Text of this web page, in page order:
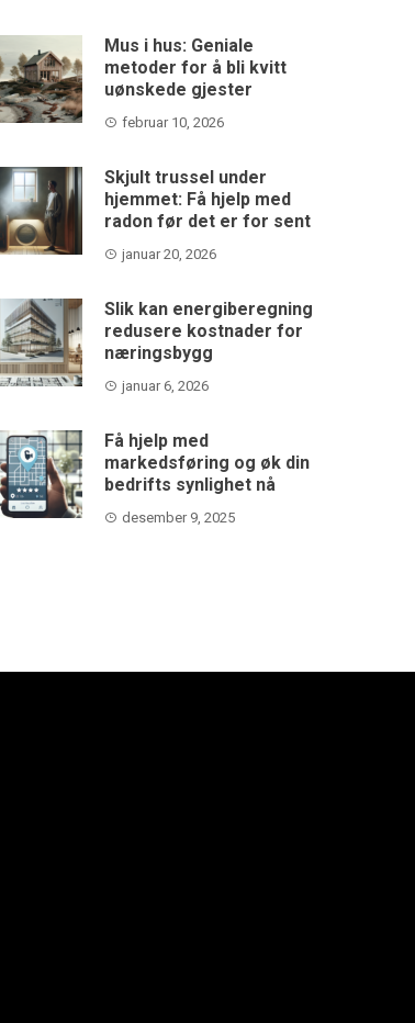
Mus i hus: Geniale
metoder for å bli kvitt
uønskede gjester
februar 10, 2026
Skjult trussel under
hjemmet: Få hjelp med
radon før det er for sent
januar 20, 2026
Slik kan energiberegning
redusere kostnader for
næringsbygg
januar 6, 2026
Få hjelp med
markedsføring og øk din
bedrifts synlighet nå
desember 9, 2025